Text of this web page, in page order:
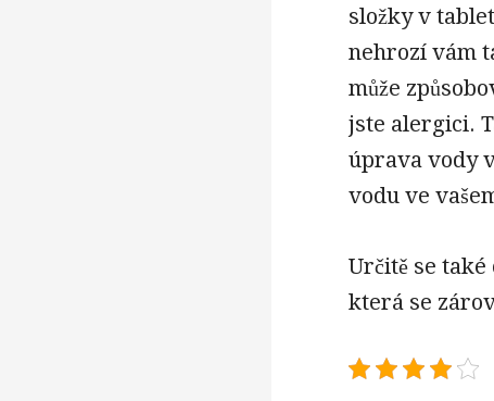
složky v
nehrozí vám
může
jste alergici.
úprava vody
vodu ve
Určitě se
která se